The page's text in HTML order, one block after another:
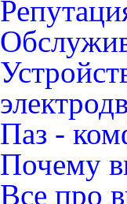
Паз -
Почему
Все про